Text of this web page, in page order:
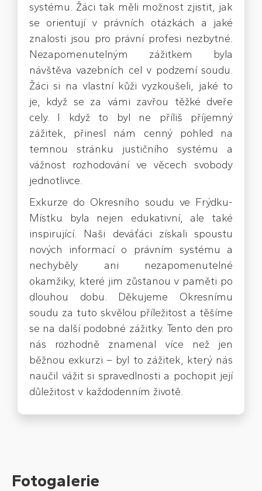
systému. Žáci tak měli možnost zjistit, jak
se orientují v právních otázkách a jaké
znalosti jsou pro právní profesi nezbytné.
Nezapomenutelným zážitkem byla
návštěva vazebních cel v podzemí soudu.
Žáci si na vlastní kůži vyzkoušeli, jaké to
je, když se za vámi zavřou těžké dveře
cely. I když to byl ne příliš příjemný
zážitek, přinesl nám cenný pohled na
temnou stránku justičního systému a
vážnost rozhodování ve věcech svobody
jednotlivce.
Exkurze do Okresního soudu ve Frýdku-
Místku byla nejen edukativní, ale také
inspirující. Naši deváťáci získali spoustu
nových informací o právním systému a
nechyběly ani nezapomenutelné
okamžiky, které jim zůstanou v paměti po
dlouhou dobu. Děkujeme Okresnímu
soudu za tuto skvělou příležitost a těšíme
se na další podobné zážitky. Tento den pro
nás rozhodně znamenal více než jen
běžnou exkurzi – byl to zážitek, který nás
naučil vážit si spravedlnosti a pochopit její
důležitost v každodenním životě.
Fotogalerie